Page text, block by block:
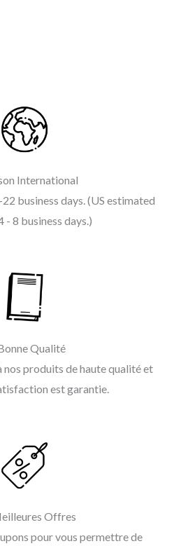
International
business days. (US estimated
- 8 business days.)
Qualité
nos produits de haute qualité et
est garantie.
Offres
pour vous permettre de